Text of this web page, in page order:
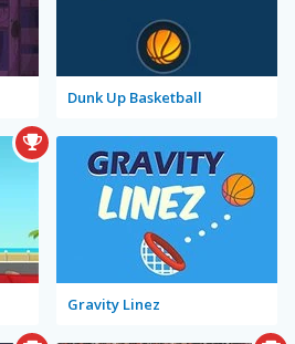
Dunk Up Basketball
Gravity Linez